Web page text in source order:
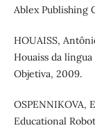
Ablex Publishing
HOUAISS,
Houaiss da
Objetiva, 2009.
OSPENNIKOVA,
Educational